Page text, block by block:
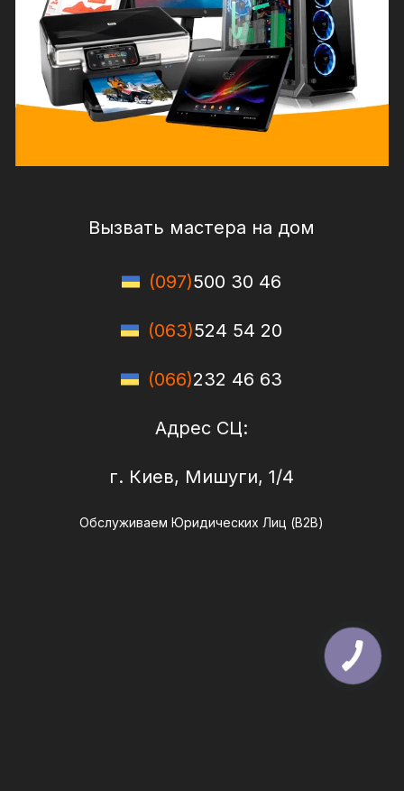
Вызвать мастера на дом
(097)500 30 46
(063)524 54 20
(066)232 46 63
Адрес СЦ:
г. Киев, Мишуги, 1/4
Обслуживаем Юридических Лиц (B2B)